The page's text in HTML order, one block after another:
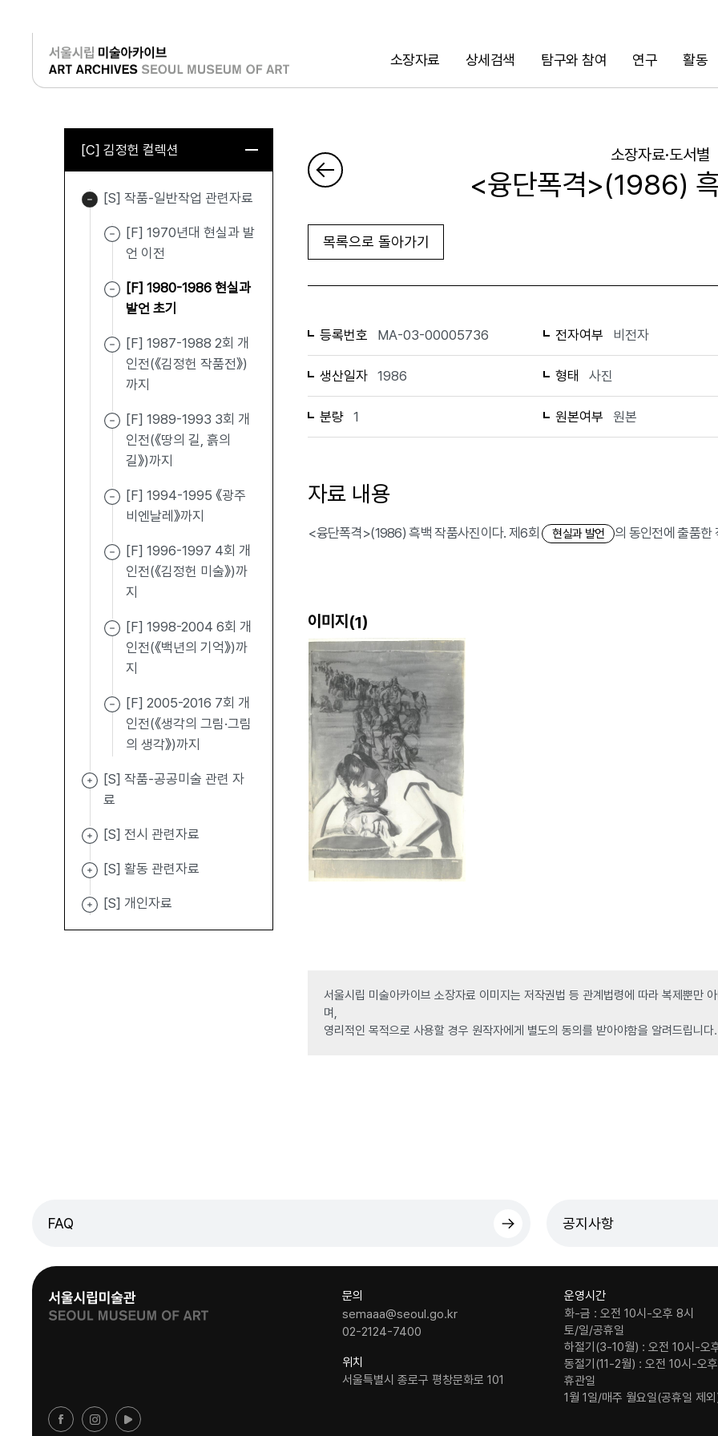
소장자료 상세검색 탐구와 참여 연구 활동
검색
로그인
[C] 김정헌 컬렉션
[S] 작품-일반작업 관련자료
[F] 1970년대 현실과 발
언 이전
[F] 1980-1986 현실과
발언 초기
[F] 1987-1988 2회 개
인전(《김정헌 작품전》)
까지
[F] 1989-1993 3회 개
인전(《땅의 길, 흙의
길》)까지
[F] 1994-1995 《광주
비엔날레》까지
[F] 1996-1997 4회 개
인전(《김정헌 미술》)까
지
[F] 1998-2004 6회 개
인전(《백년의 기억》)까
지
[F] 2005-2016 7회 개
인전(《생각의 그림·그림
의 생각》)까지
[S] 작품-공공미술 관련 자
료
[S] 전시 관련자료
[S] 활동 관련자료
[S] 개인자료
소장자료·도서별
<융단폭격>(1986)
목록으로 돌아가기
등록번호 MA-03-00005736 전자여부 비전자
생산일자 1986 형태 사진
분량 1 원본여부 원본
자료 내용
<융단폭격>(1986) 흑백 작품사진이다. 제6회 현실과 발언 의 동인전에 출품한
이미지(1)
서울시립 미술아카이브 소장자료 이미지는 저작권법 등 관계법령에 따라 복제뿐만
며,
영리적인 목적으로 사용할 경우 원작자에게 별도의 동의를 받아야함을 알려드립니다.
FAQ 공지사항
문의
semaaa@seoul.go.kr
02-2124-7400
위치
서울특별시 종로구 평창문화로 101
운영시간
화-금 : 오전 10시-오후 8시
토/일/공휴일
하절기(3-10월) : 오전 10시-오
동절기(11-2월) : 오전 10시-오
휴관일
1월 1일/매주 월요일(공휴일 제